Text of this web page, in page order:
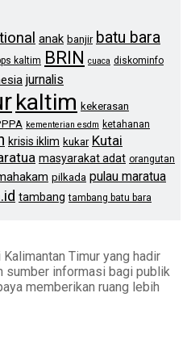
anak banjir batu bara
kaltim BRIN cuaca diskominfo
jurnalis
kaltim kekerasan
kementerian esdm ketahanan
krisis iklim kukar Kutai
masyarakat adat orangutan
pilkada pulau maratua
tambang tambang batu bara
Timur yang hadir
sumber informasi bagi publik
memberikan ruang lebih